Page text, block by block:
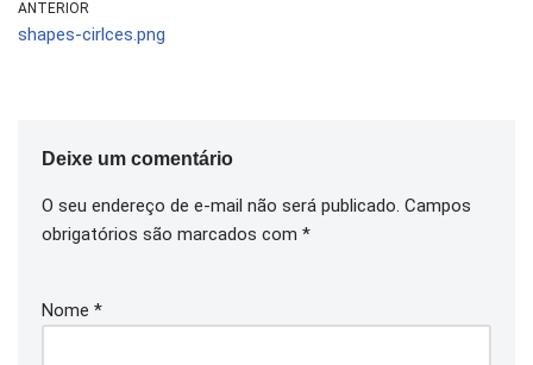
ANTERIOR
shapes-cirlces.png
Deixe um comentário
O seu endereço de e-mail não será publicado. Campos
obrigatórios são marcados com *
Nome *